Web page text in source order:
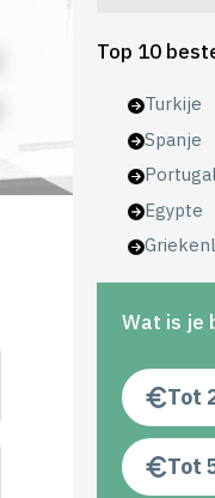
Top 10
Turkije
Spanje
Egypte
Wat is je
Tot
Tot